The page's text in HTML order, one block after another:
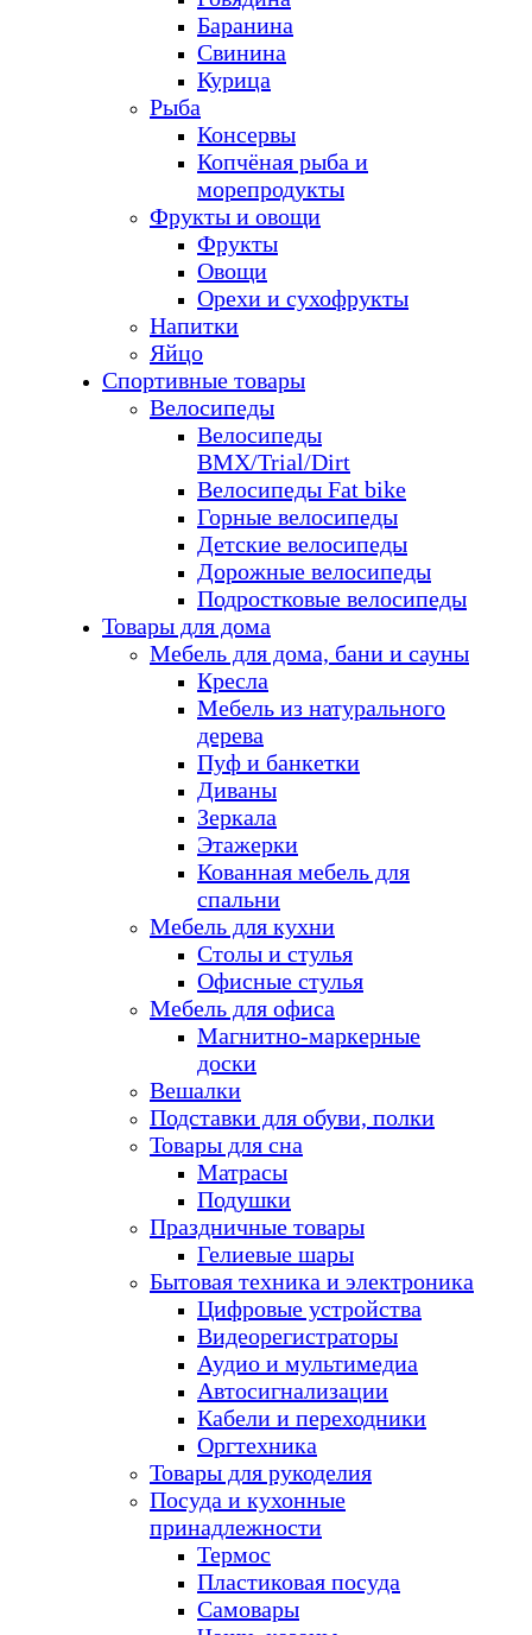
Баранина
Свинина
Курица
Рыба
Консервы
Копчёная рыба и
морепродукты
Фрукты и овощи
Фрукты
Овощи
Орехи и сухофрукты
Напитки
Яйцо
Спортивные товары
Велосипеды
Велосипеды
BMX/Trial/Dirt
Велосипеды Fat bike
Горные велосипеды
Детские велосипеды
Дорожные велосипеды
Подростковые велосипеды
Товары для дома
Мебель для дома, бани и сауны
Кресла
Мебель из натурального
дерева
Пуф и банкетки
Диваны
Зеркала
Этажерки
Кованная мебель для
спальни
Мебель для кухни
Столы и стулья
Офисные стулья
Мебель для офиса
Магнитно-маркерные
доски
Вешалки
Подставки для обуви, полки
Товары для сна
Матрасы
Подушки
Праздничные товары
Гелиевые шары
Бытовая техника и электроника
Цифровые устройства
Видеорегистраторы
Аудио и мультимедиа
Автосигнализации
Кабели и переходники
Оргтехника
Товары для рукоделия
Посуда и кухонные
принадлежности
Термос
Пластиковая посуда
Самовары